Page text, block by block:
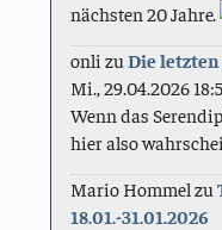
nächsten 20 Jahre.
onli zuDie
Mi., 29.04.2026
Wenn das
hier also
Mario Hommel zu
18.01.-31.01.2026